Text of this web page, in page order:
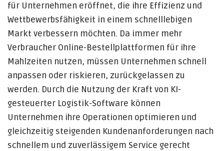
für Unternehmen eröffnet, die ihre Effizienz und
Wettbewerbsfähigkeit in einem schnelllebigen
Markt verbessern möchten. Da immer mehr
Verbraucher Online-Bestellplattformen für ihre
Mahlzeiten nutzen, müssen Unternehmen schnell
anpassen oder riskieren, zurückgelassen zu
werden. Durch die Nutzung der Kraft von KI-
gesteuerter Logistik-Software können
Unternehmen ihre Operationen optimieren und
gleichzeitig steigenden Kundenanforderungen nach
schnellem und zuverlässigem Service gerecht